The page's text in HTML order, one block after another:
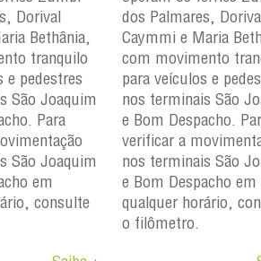
Dorival
Bethânia,
tranquilo
e pedestres
São Joaquim
Para
São Joaquim
em
consulte
dos Palmares,
Caymmi e Maria
com movimento
para veículos e
nos terminais São
e Bom Despacho.
verificar a
nos terminais São
e Bom Despacho em
qualquer horário,
o filômetro.